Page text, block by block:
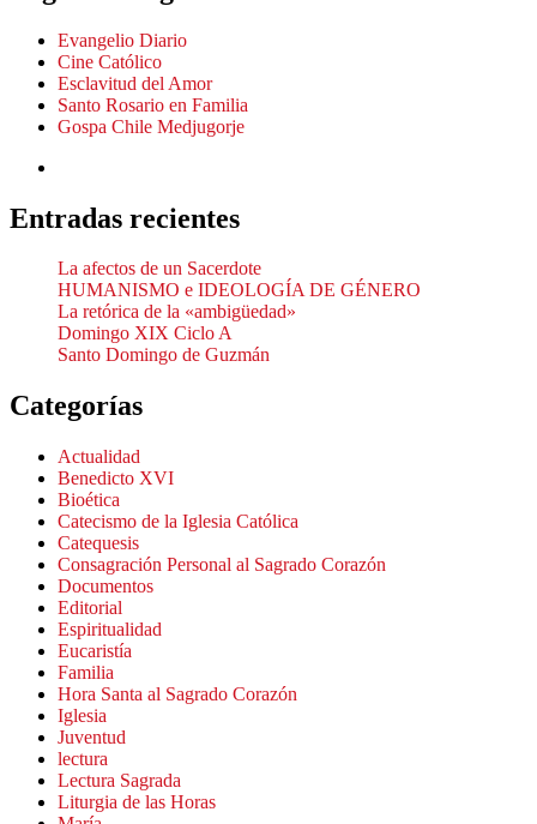
Evangelio Diario
Cine Católico
Esclavitud del Amor
Santo Rosario en Familia
Gospa Chile Medjugorje
Entradas recientes
La afectos de un Sacerdote
HUMANISMO e IDEOLOGÍA DE GÉNERO
La retórica de la «ambigüedad»
Domingo XIX Ciclo A
Santo Domingo de Guzmán
Categorías
Actualidad
Benedicto XVI
Bioética
Catecismo de la Iglesia Católica
Catequesis
Consagración Personal al Sagrado Corazón
Documentos
Editorial
Espiritualidad
Eucaristía
Familia
Hora Santa al Sagrado Corazón
Iglesia
Juventud
lectura
Lectura Sagrada
Liturgia de las Horas